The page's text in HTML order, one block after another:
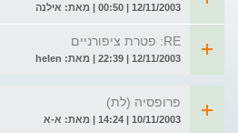
12/11/2003 | 00:50 | מאת: אילנה
RE: פטרת ציפורניים
12/11/2003 | 22:39 | מאת: helen
פרופסיה (לת)
10/11/2003 | 14:24 | מאת: א-א